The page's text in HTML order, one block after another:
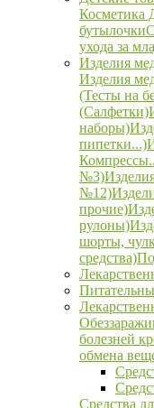
Косметика
бутылочки
ухода за
Изделия
Изделия
(Тесты на
(Салфетки)
наборы)
пипетки...)
№3)
№12)
прочие)
рулоны)
шорты,
средства)
болезней
обмена
Средства